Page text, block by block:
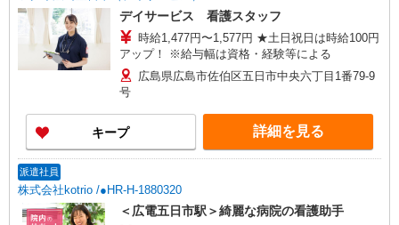
デイサービス 看護スタッフ
時給1,477円〜1,577円 ★土日祝日は時給100円
アップ！ ※給与幅は資格・経験等による
広島県広島市佐伯区五日市中央六丁目1番79-9
号
キープ 詳細を見る
派遣社員
株式会社kotrio /●HR-H-1880320
＜広電五日市駅＞綺麗な病院の看護助手